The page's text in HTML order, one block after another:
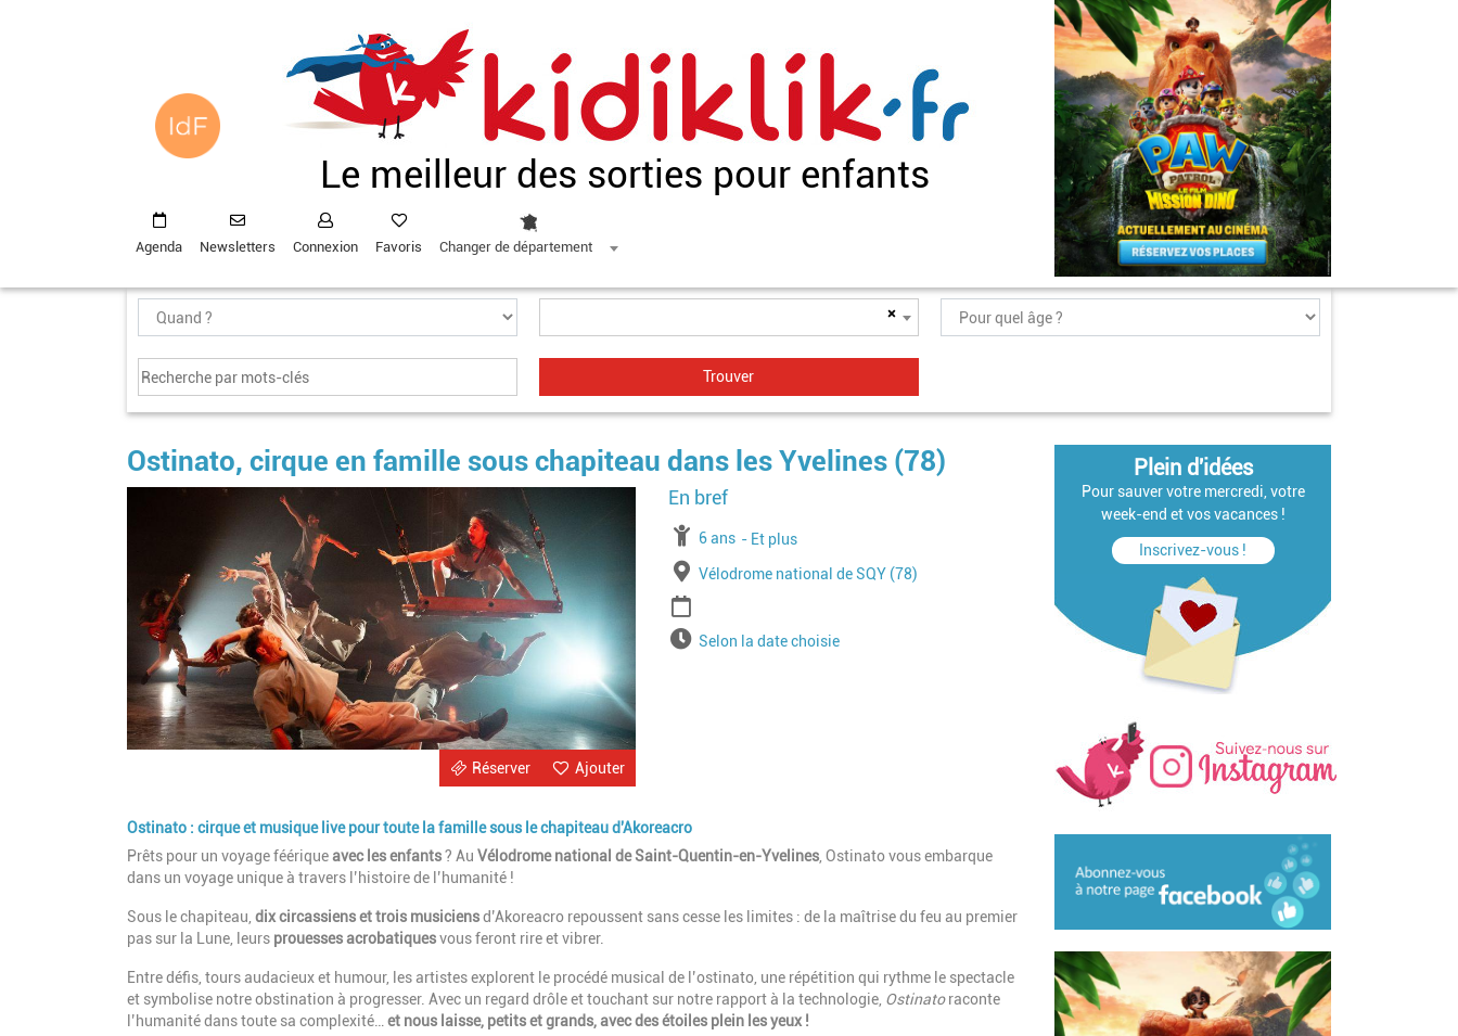
Le meilleur des sorties pour enfants
Agenda Newsletters Connexion Favoris Changer de département
×
Ostinato, cirque en famille sous chapiteau dans les Yvelines (78)
Image
Ajouter
Réserver
À partir de
6 ans Jusqu'à l'age de
Et plus
Lieu
Vélodrome national de SQY (78)
HorairesSelon la date choisie
Ostinato : cirque et musique live pour toute la famille sous le chapiteau d'Akoreacro
Prêts pour un voyage féériqueavec les enfants? Au Vélodrome national de Saint-Quentin-en-Yvelines , Ostinato vous embarque
dans un voyage unique à travers l’histoire de l’humanité !
Sous le chapiteau, dix circassiens et trois musiciensd’Akoreacro repoussent sans cesse les limites : de la maîtrise du feu au premier
pas sur la Lune, leurs prouesses acrobatiquesvous feront rire et vibrer.
Entre défis, tours audacieux et humour, les artistes explorent le procédé musical de l’ostinato, une répétition qui rythme le spectacle
et symbolise notre obstination à progresser. Avec un regard drôle et touchant sur notre rapport à la technologie, Ostinatoraconte
l’humanité dans toute sa complexité… et nous laisse, petits et grands, avec des étoiles plein les yeux !
Plein d'idées
Pour sauver votre mercredi, votre
week-end et vos vacances !
Inscrivez-vous !